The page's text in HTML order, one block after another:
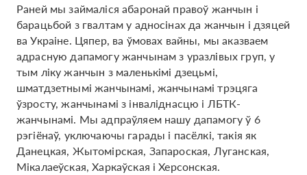
Раней мы займаліся абаронай правоў жанчын і
барацьбой з гвалтам у адносінах да жанчын і дзяцей
ва Украіне. Цяпер, ва ўмовах вайны, мы аказваем
адрасную дапамогу жанчынам з уразлівых груп, у
тым ліку жанчын з маленькімі дзецьмі,
шматдзетнымі жанчынамі, жанчынамі трэцяга
ўзросту, жанчынамі з інваліднасцю і ЛБТК-
жанчынамі. Мы адпраўляем нашу дапамогу ў 6
рэгіёнаў, уключаючы гарады і пасёлкі, такія як
Данецкая, Жытомірская, Запароская, Луганская,
Мікалаеўская, Харкаўская і Херсонская.